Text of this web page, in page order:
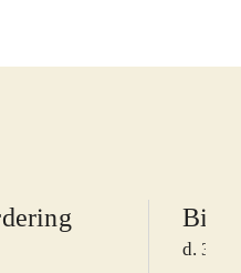
d. 31.